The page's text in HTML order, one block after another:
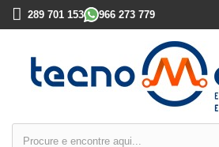
289 701 153 966 273 779